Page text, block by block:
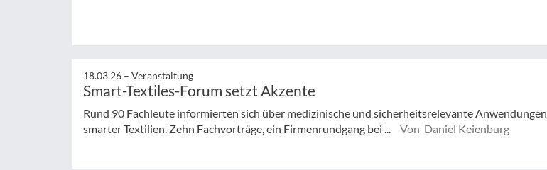
18.03.26 – Veranstaltung
Smart-Textiles-Forum setzt Akzente
Rund 90 Fachleute informierten sich über medizinische und sicherheitsrelevante Anwendungen
smarter Textilien. Zehn Fachvorträge, ein Firmenrundgang bei ...
Von Daniel Keienburg